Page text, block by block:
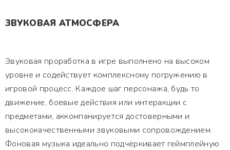
ЗВУКОВАЯ АТМОСФЕРА
Звуковая проработка в игре выполнено на высоком
уровне и содействует комплексному погружению в
игровой процесс. Каждое шаг персонажа, будь то
движение, боевые действия или интеракции с
предметами, аккомпанируется достоверными и
высококачественными звуковыми сопровождением.
Фоновая музыка идеально подчёркивает геймплейную